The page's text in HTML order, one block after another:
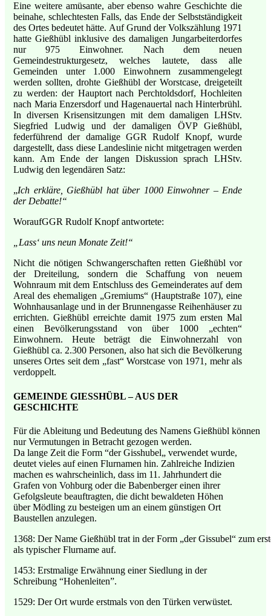
Eine weitere amüsante, aber ebenso wahre Geschichte die
beinahe, schlechtesten Falls, das Ende der Selbstständigkeit
des Ortes bedeutet hätte. Auf Grund der Volkszählung 1971
hatte Gießhübl inklusive des damaligen Jungarbeiterdorfes
nur 975 Einwohner. Nach dem neuen
Gemeindestrukturgesetz, welches lautete, dass alle
Gemeinden unter 1.000 Einwohnern zusammengelegt
werden sollten, drohte Gießhübl der Worstcase, dreigeteilt
zu werden: der Hauptort nach Perchtoldsdorf, Hochleiten
nach Maria Enzersdorf und Hagenauertal nach Hinterbrühl.
In diversen Krisensitzungen mit dem damaligen LHStv.
Siegfried Ludwig und der damaligen ÖVP Gießhübl,
federführend der damalige GGR Rudolf Knopf, wurde
dargestellt, dass diese Landeslinie nicht mitgetragen werden
kann. Am Ende der langen Diskussion sprach LHStv.
Ludwig den legendären Satz:
„Ich erkläre, Gießhübl hat über 1000 Einwohner – Ende
der Debatte!“
WoraufGGR Rudolf Knopf antwortete:
„Lass‘ uns neun Monate Zeit!“
Nicht die nötigen Schwangerschaften retten Gießhübl vor
der Dreiteilung, sondern die Schaffung von neuem
Wohnraum mit dem Entschluss des Gemeinderatesauf dem
Areal des ehemaligen „Gremiums“ (Hauptstraße 107), eine
Wohnhausanlage und in der Brunnengasse Reihenhäuser zu
errichten. Gießhübl erreichte damit 1975 zum ersten Mal
einen Bevölkerungsstand von über 1000 „echten“
Einwohnern. Heute beträgt die Einwohnerzahl von
Gießhübl ca. 2.300 Personen, also hat sich die Bevölkerung
unseres Ortes seit dem „fast“ Worstcase von 1971, mehr als
verdoppelt.
GEMEINDE GIESSHÜBL – AUS DER
GESCHICHTE
Fürdie Ableitung und Bedeutung des Namens Gießhübl können
nur Vermutungen in Betracht gezogen werden.
Da lange Zeit die Form “derGisshubel„ verwendet wurde,
deutet vieles auf einen Flurnamen hin. Zahlreiche Indizien
machen es wahrscheinlich, dass im 11. Jahrhundert die
Grafen von Vohburg oder die Babenberger einen ihrer
Gefolgsleute beauftragten, die dicht bewaldeten Höhen
über Mödling zu besteigen um an einem günstigen Ort
Baustellen anzulegen.
1368: Der Name Gießhübl trat in der Form „der Gissubel“ zum
als typischer Flurname auf.
1453: Erstmalige Erwähnung einer Siedlung in der
Schreibung “Hohenleiten”.
1529: Der Ort wurde erstmals von den Türken verwüstet.